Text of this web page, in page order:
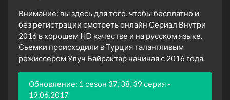
Внимание: вы здесь для того, чтобы бесплатно и
без регистрации смотреть онлайн Сериал Внутри
2016 в хорошем HD качестве и на русском языке.
Сьемки происходили в Турция талантливым
режиссером Улуч Байрактар начиная с 2016 года.
Обновление: 1 сезон 37, 38, 39 серия -
19.06.2017